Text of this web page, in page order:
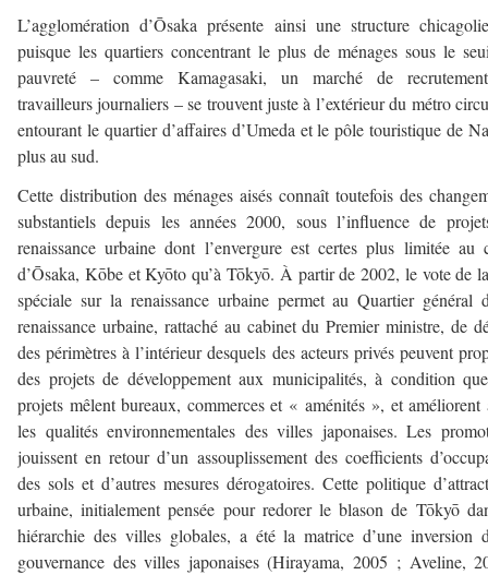
L’agglomération d’Ōsaka présente ainsi une structure
puisque les quartiers concentrant le plus de ménages sous le
pauvreté – comme Kamagasaki, un marché de
travailleurs journaliers – se trouvent juste à l’extérieur du métro
entourant le quartier d’affaires d’Umeda et le pôle touristique de
plus au sud.
Cette distribution des ménages aisés connaît toutefois des
substantiels depuis les années 2000, sous l’influence de
renaissance urbaine dont l’envergure est certes plus limitée au
d’Ōsaka, Kōbe et Kyōto qu’à Tōkyō. À partir de 2002, le vote de
spéciale sur la renaissance urbaine permet au Quartier général
renaissance urbaine, rattaché au cabinet du Premier ministre, de
des périmètres à l’intérieur desquels des acteurs privés peuvent
des projets de développement aux municipalités, à condition
projets mêlent bureaux, commerces et « aménités », et améliorent
les qualités environnementales des villes japonaises. Les
jouissent en retour d’un assouplissement des coefficients
des sols et d’autres mesures dérogatoires. Cette politique
urbaine, initialement pensée pour redorer le blason de Tōkyō
hiérarchie des villes globales, a été la matrice d’une inversion
gouvernance des villes japonaises (Hirayama, 2005 ; Aveline,